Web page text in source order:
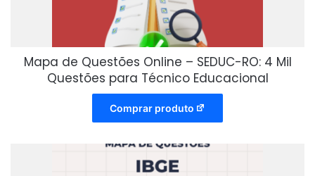
Mapa de Questões Online – SEDUC-RO: 4 Mil
Questões para Técnico Educacional
Comprar produto